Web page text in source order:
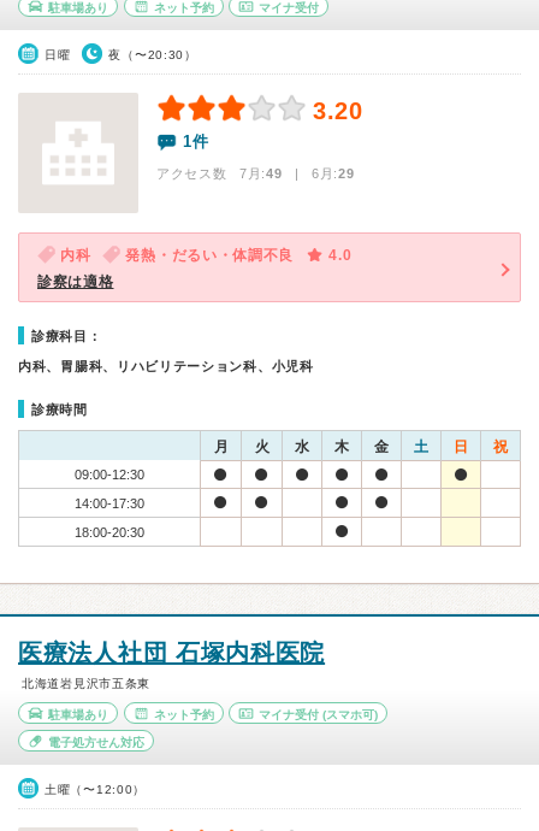
駐車場あり ネット予約 マイナ受付
日曜 夜（〜20:30）
3.20
1件
アクセス数 7月:49 | 6月:29
内科 発熱・だるい・体調不良
4.0
診察は適格
診療科目：
内科、胃腸科、リハビリテーション科、小児科
診療時間
月 火 水 木 金 土 日 祝
09:00-12:30
14:00-17:30
18:00-20:30
医療法人社団 石塚内科医院
北海道岩見沢市五条東
駐車場あり ネット予約 マイナ受付 (スマホ可)
電子処方せん対応
土曜（〜12:00）